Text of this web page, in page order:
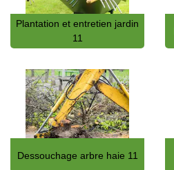
Plantation et entretien jardin
11
Dessouchage arbre haie 11